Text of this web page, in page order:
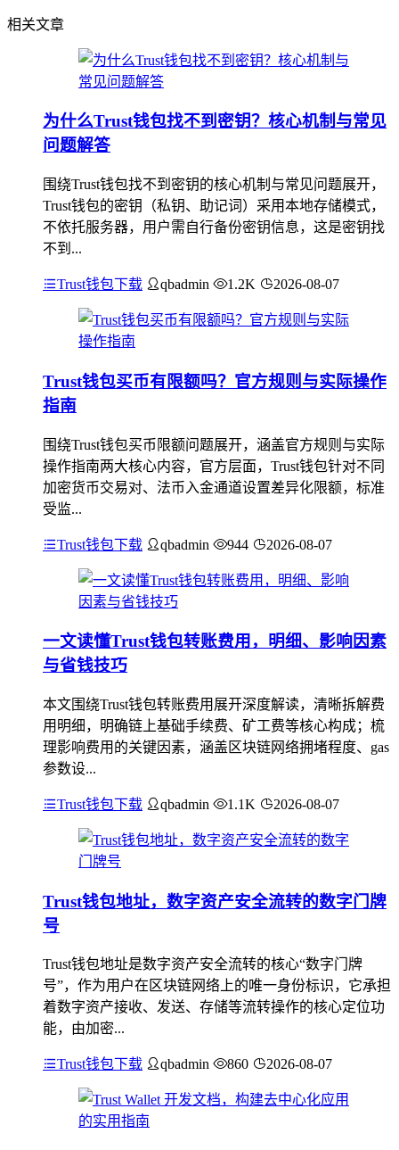
相关文章
为什么Trust钱包找不到密钥？核心机制与常见
问题解答
围绕Trust钱包找不到密钥的核心机制与常见问题展开，
Trust钱包的密钥（私钥、助记词）采用本地存储模式，
不依托服务器，用户需自行备份密钥信息，这是密钥找
不到...
Trust钱包下载 qbadmin 1.2K 2026-08-07
Trust钱包买币有限额吗？官方规则与实际操作
指南
围绕Trust钱包买币限额问题展开，涵盖官方规则与实际
操作指南两大核心内容，官方层面，Trust钱包针对不同
加密货币交易对、法币入金通道设置差异化限额，标准
受监...
Trust钱包下载 qbadmin 944 2026-08-07
一文读懂Trust钱包转账费用，明细、影响因素
与省钱技巧
本文围绕Trust钱包转账费用展开深度解读，清晰拆解费
用明细，明确链上基础手续费、矿工费等核心构成；梳
理影响费用的关键因素，涵盖区块链网络拥堵程度、gas
参数设...
Trust钱包下载 qbadmin 1.1K 2026-08-07
Trust钱包地址，数字资产安全流转的数字门牌
号
Trust钱包地址是数字资产安全流转的核心“数字门牌
号”，作为用户在区块链网络上的唯一身份标识，它承担
着数字资产接收、发送、存储等流转操作的核心定位功
能，由加密...
Trust钱包下载 qbadmin 860 2026-08-07